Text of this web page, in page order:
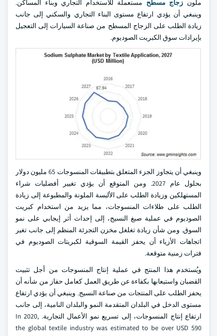
ملون زجاج مسطح مستعملة للاستخدام التجاري وبناء المساكن.
وينبغي أن يؤدي ارتفاع مستوى البناء التجاري والسكني إلى جانب
زيادة الطلب على الزجاج المسطح من صناعة السيارات إلى التعجيل
بإيرادات سوق الكبريت الصوديوم.
وينبغي أن يتجاوز الجزء المتعلق بتطبيقات المنسوجات 65 مليون دولار
بحلول عام 2027. ومن المتوقع أن يؤدي تغيير أفضليات شراء
المستهلكين وزيادة الطلب على الألبسة الملونة والمطبوعة إلى زيادة
الطلب على طلاءات المنسوجات، مما يزيد من استخدام كبريت
الصوديوم في عملية صبغ النسيج، إلى إحداث أثر إيجابي على نمو
السوق. ومن شأن زيادة تغلغل مخزن التجزئة المنظم إلى جانب تغير
اتجاهات الأزياء أن يحفز القيمة السوقية لكبريتات الصوديوم في
فترات زمنية متوقعة.
ويُستخدم هذا المنتج في عملية إنتاج المنسوجات من أجل تثبيت
القضبان واستيعابها بكفاءة عن طريق العمل كعامل حفاز من شأنه أن
يحفز الطلب على المنتجات من صناعة النسيج. وينبغي أن يؤدي ارتفاع
مستوى الدخل في البلدان المتقدمة النمو والبلدان النامية، إلى جانب
ارتفاع إنتاج المنسوجات، إلى تسريع نمو الأعمال التجارية. In 2020,
the global textile industry was estimated to be over USD 590